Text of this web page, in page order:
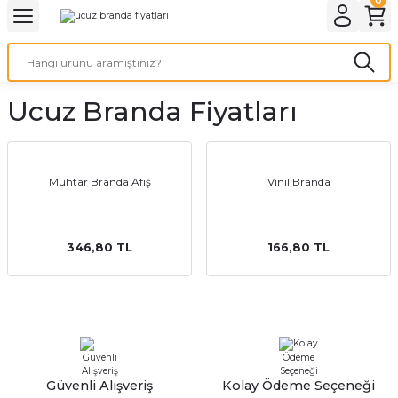
Geri Dön
Geri Dön
Geri Dön
Geri Dön
Ürünleri
Geri Dön
Geri Dön
Geri Dön
Ucuz Branda Fiyatları
Muhtar Branda Afiş
346,80 TL
Vinil Branda
166,80 TL
Güvenli Alışveriş Kolay Ödeme Seçeneği